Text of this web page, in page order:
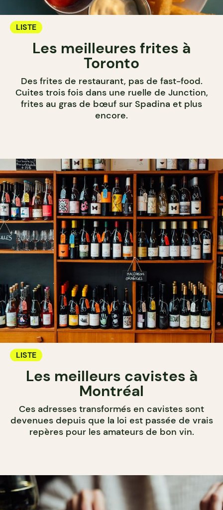
LISTE
Les meilleures frites à
Toronto
Des frites de restaurant, pas de fast-food.
Cuites trois fois dans une ruelle de Junction,
frites au gras de bœuf sur Spadina et plus
encore.
LISTE
Les meilleurs cavistes à
Montréal
Ces adresses transformés en cavistes sont
devenues depuis que la loi est passée de vrais
repères pour les amateurs de bon vin.